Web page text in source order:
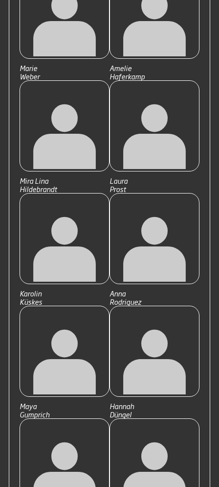
Marie
Weber
Amelie
Haferkamp
Mira Lina
Hildebrandt
Laura
Prost
Karolin
Küskes
Anna
Rodriguez
Maya
Gumprich
Hannah
Düngel